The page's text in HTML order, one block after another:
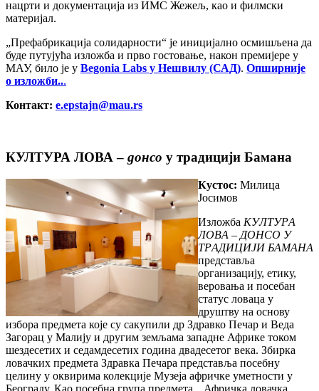
нацрти и документација из ИМС Жежељ, као и филмски
материјал.
„Префабрикација солидарности“ је иницијално осмишљена да
буде путујућа изложба и прво гостовање, након премијере у
МАУ, било је у Begonia Labs у Нешвилу (САД). Опширније
о изложби...
Контакт: e.epstajn@mau.rs
КУЛТУРА ЛОВА – донсо у традицији Бамана
Кустос: Милица
Јосимов
Изложба КУЛТУРА
ЛОВА – ДОНСО У
ТРАДИЦИЈИ БАМАНА
представља
организацију, етику,
веровања и посебан
статус ловаца у
друштву на основу
избора предмета које су сакупили др Здравко Печар и Веда
Загорац у Малију и другим земљама западне Африке током
шездесетих и седамдесетих година двадесетог века. Збирка
ловачких предмета Здравка Печара представља посебну
целину у оквирима колекције Музеја афричке уметности у
Београду. Као посебна група предмета, „Афричка ловачка